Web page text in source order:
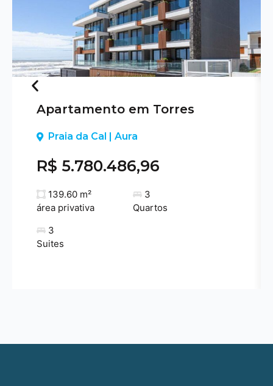
Previous
Apartamento em Torres
Praia da Cal | Aura
R$ 5.780.486,96
139.60 m²
área privativa
3
Quartos
3
Suites